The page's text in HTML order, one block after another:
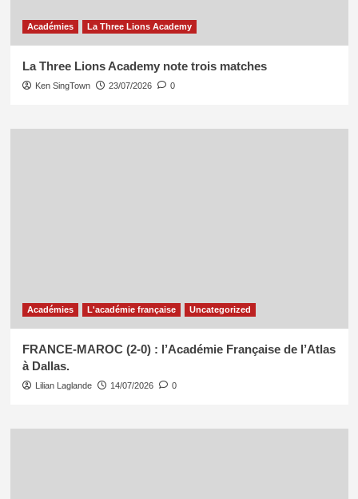
Académies La Three Lions Academy
La Three Lions Academy note trois matches
Ken SingTown 23/07/2026 0
Académies L'académie française Uncategorized
FRANCE-MAROC (2-0) : l’Académie Française de l’Atlas
à Dallas.
Lilian Laglande 14/07/2026 0